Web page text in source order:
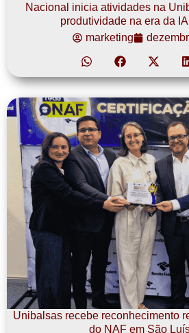
Nacional inicia atividades na
produtividade na era da
marketing
Unibalsas recebe reconhecimento
do NAF em São